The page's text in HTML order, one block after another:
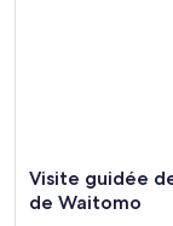
Visite guidée
de Waitomo